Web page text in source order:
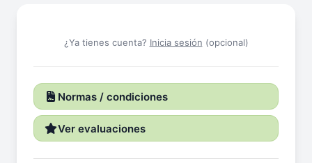
¿Ya tienes cuenta? Inicia sesión (opcional)
Normas / condiciones
Ver evaluaciones